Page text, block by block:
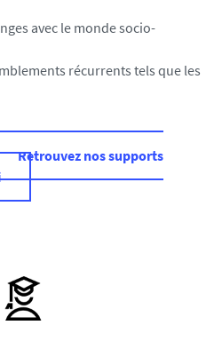
avec le monde socio-
récurrents tels que les
Retrouvez nos supports